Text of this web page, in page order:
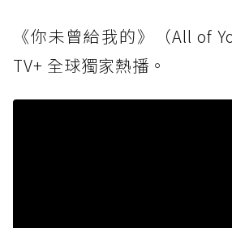
《你未曾給我的》（All of
TV+ 全球獨家熱播。